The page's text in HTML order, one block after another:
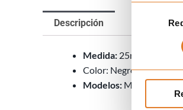
Descripción
Medida: 25mm
Color: Negro
Modelos: Modelo Púa y